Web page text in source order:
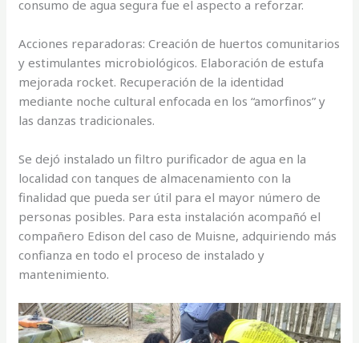
consumo de agua segura fue el aspecto a reforzar.
Acciones reparadoras: Creación de huertos comunitarios
y estimulantes microbiológicos. Elaboración de estufa
mejorada rocket. Recuperación de la identidad
mediante noche cultural enfocada en los “amorfinos” y
las danzas tradicionales.
Se dejó instalado un filtro purificador de agua en la
localidad con tanques de almacenamiento con la
finalidad que pueda ser útil para el mayor número de
personas posibles. Para esta instalación acompañó el
compañero Edison del caso de Muisne, adquiriendo más
confianza en todo el proceso de instalado y
mantenimiento.